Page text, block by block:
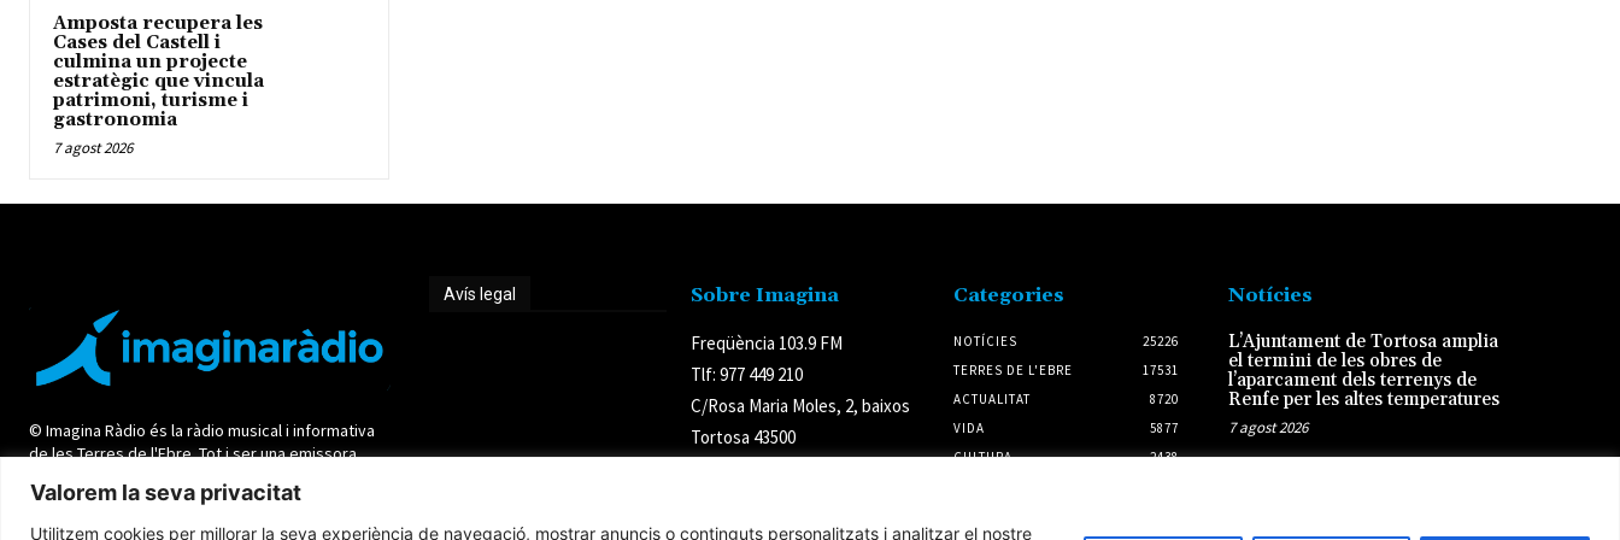
Valorem la seva privacitat
Utilitzem cookies per millorar la seva experiència de navegació, mostrar anuncis o continguts personalitzats i analitzar el nostre
Amposta recupera les
Cases del Castell i
culmina un projecte
estratègic que vincula
patrimoni, turisme i
gastronomia
7 agost 2026
© Imagina Ràdio és la ràdio musical i informativa
de les Terres de l'Ebre. Tot i ser una emissora
oferir una informació de qualitat i de proximitat.
Avís legal Sobre Imagina
Freqüència 103.9 FM
Tlf: 977 449 210
C/Rosa Maria Moles, 2, baixos
Tortosa 43500
Categories
NOTÍCIES
25226
TERRES DE L'EBRE
17531
ACTUALITAT
8720
VIDA
5877
CULTURA
2438
Notícies
L’Ajuntament de Tortosa amplia
el termini de les obres de
l’aparcament dels terrenys de
Renfe per les altes temperatures
7 agost 2026